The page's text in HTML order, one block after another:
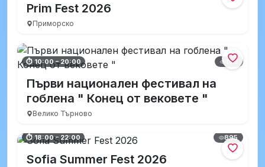
Prim Fest 2026
Приморско
⏱ 10:00 – 20:00 198
Първи национален фестивал на
гоблена " Конец от вековете "
Велико Търново
⏱ 18:00 – 22:00 895
Sofia Summer Fest 2026